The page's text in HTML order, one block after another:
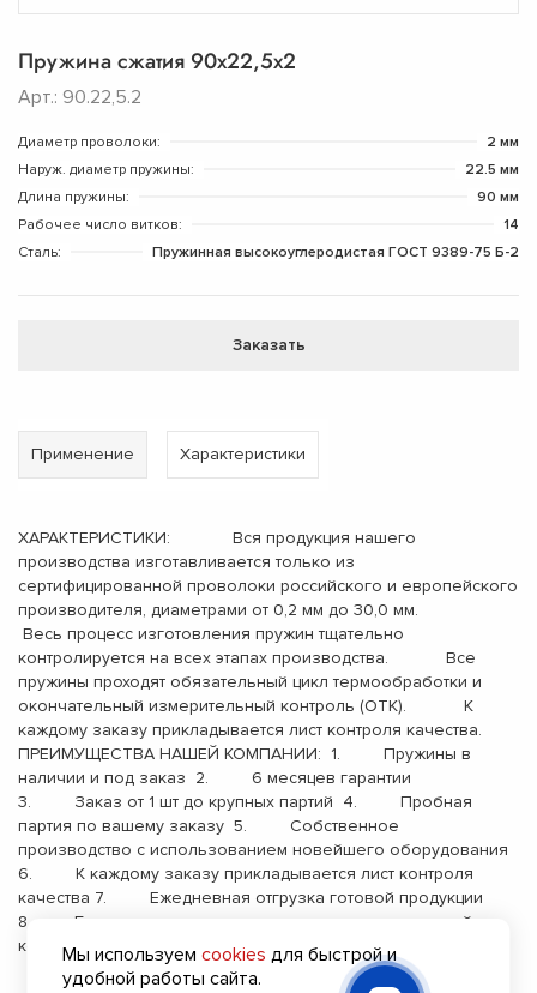
Пружина сжатия 90x22,5x2
Арт.: 90.22,5.2
Диаметр проволоки:
2 мм
Наруж. диаметр пружины:
22.5 мм
Длина пружины:
90 мм
Рабочее число витков:
14
Сталь:
Пружинная высокоуглеродистая ГОСТ 9389-75 Б-2
Заказать
Применение Характеристики
ХАРАКТЕРИСТИКИ: Вся продукция нашего
производства изготавливается только из
сертифицированной проволоки российского и европейского
производителя, диаметрами от 0,2 мм до 30,0 мм.
Весь процесс изготовления пружин тщательно
контролируется на всех этапах производства. Все
пружины проходят обязательный цикл термообработки и
окончательный измерительный контроль (ОТК). К
каждому заказу прикладывается лист контроля качества.
ПРЕИМУЩЕСТВА НАШЕЙ КОМПАНИИ: 1. Пружины в
наличии и под заказ 2. 6 месяцев гарантии
3. Заказ от 1 шт до крупных партий 4. Пробная
партия по вашему заказу 5. Собственное
производство с использованием новейшего оборудования
6. К каждому заказу прикладывается лист контроля
качества 7. Ежедневная отгрузка готовой продукции
8. Бесплатная доставка до терминала транспортной
компании 9. Опыт работы с 2000 года
Мы используемcookies для быстрой и
удобной работы сайта.